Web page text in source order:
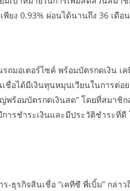
ยง 0.93% ผ่อนได้นานถึง 36 เดือน
ถมอเตอร์ไซค์ พร้อมบัตรกดเงิน
ชื่อได้มีเงินทุนหมุนเวียนในการต่
ร้อมบัตรกดเงินสด” โดยที่สมาชิ
การชำระเงินและมีประวัติชำระ
-ธุรกิจสินเชื่อ “เคทีซี พี่เบิ้ม” ก